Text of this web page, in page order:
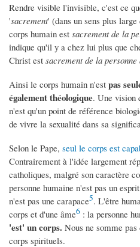
Rendre visible l'invisible, c'est ce
'sacrement' (dans un sens plus
corps humain est sacrement de la
indique qu'il y a chez lui plus que
Christ est sacrement de la personne
Ainsi le corps humain n'est pas
également théologique. Une vision
n'est qu'un point de référence
de vivre la sexualité dans sa
Selon le Pape, seul le corps est
Contrairement à l'idée largement
catholiques, malgré son caractère
personne humaine n'est pas un
n'est pas une carapace5. L'être
corps et d'une âme6 : la personne
'est' un corps. Nous ne somme
corps spirituels.